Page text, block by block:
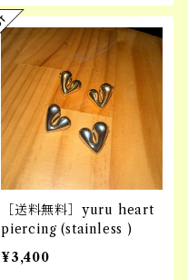
［送料無料］yuru heart
piercing (stainless )
¥3,400